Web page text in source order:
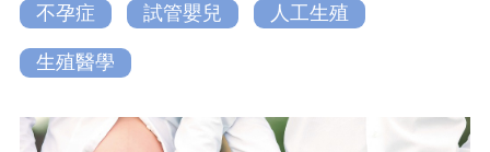
不孕症 試管嬰兒 人工生殖
生殖醫學